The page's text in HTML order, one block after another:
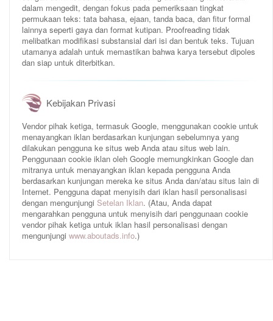
dalam mengedit, dengan fokus pada pemeriksaan tingkat
permukaan teks: tata bahasa, ejaan, tanda baca, dan fitur formal
lainnya seperti gaya dan format kutipan. Proofreading tidak
melibatkan modifikasi substansial dari isi dan bentuk teks. Tujuan
utamanya adalah untuk memastikan bahwa karya tersebut dipoles
dan siap untuk diterbitkan.
Kebijakan Privasi
Vendor pihak ketiga, termasuk Google, menggunakan cookie untuk
menayangkan iklan berdasarkan kunjungan sebelumnya yang
dilakukan pengguna ke situs web Anda atau situs web lain.
Penggunaan cookie iklan oleh Google memungkinkan Google dan
mitranya untuk menayangkan iklan kepada pengguna Anda
berdasarkan kunjungan mereka ke situs Anda dan/atau situs lain di
Internet. Pengguna dapat menyisih dari iklan hasil personalisasi
dengan mengunjungi Setelan Iklan. (Atau, Anda dapat
mengarahkan pengguna untuk menyisih dari penggunaan cookie
vendor pihak ketiga untuk iklan hasil personalisasi dengan
mengunjungi www.aboutads.info.)